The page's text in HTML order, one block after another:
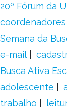
20º Fórum da
Semana da
e-mail
Busca Ativa
adolescente
trabalho